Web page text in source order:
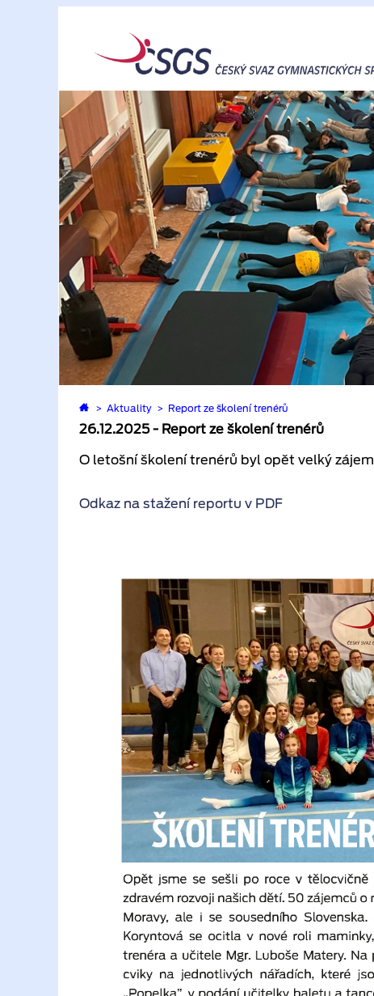
>Aktuality > Report ze školení trenérů
26.12.2025 - Report ze školení trenérů
O letošní školení trenérů byl opět velký zájem
Odkaz na stažení reportu v PDF